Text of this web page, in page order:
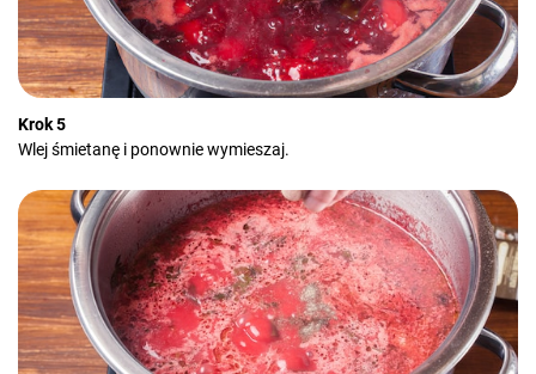
Krok 5
Wlej śmietanę i ponownie wymieszaj.